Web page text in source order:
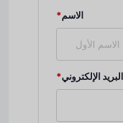
الاسم*
البريد الإلكتروني*